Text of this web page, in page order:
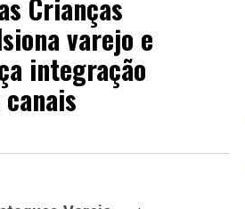
Crianças
varejo e
integração